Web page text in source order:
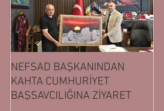
NEFSAD BAŞKANINDAN
KAHTA CUMHURİYET
BAŞSAVCILIĞINA ZİYARET